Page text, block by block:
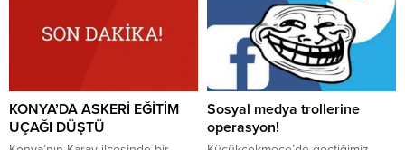
KONYA’DA ASKERİ EĞİTİM
UÇAĞI DÜŞTÜ
Sosyal medya trollerine
operasyon!